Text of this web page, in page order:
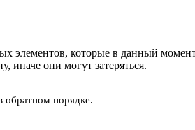
элементов, которые в данный
иначе они могут затеряться.
обратном порядке.